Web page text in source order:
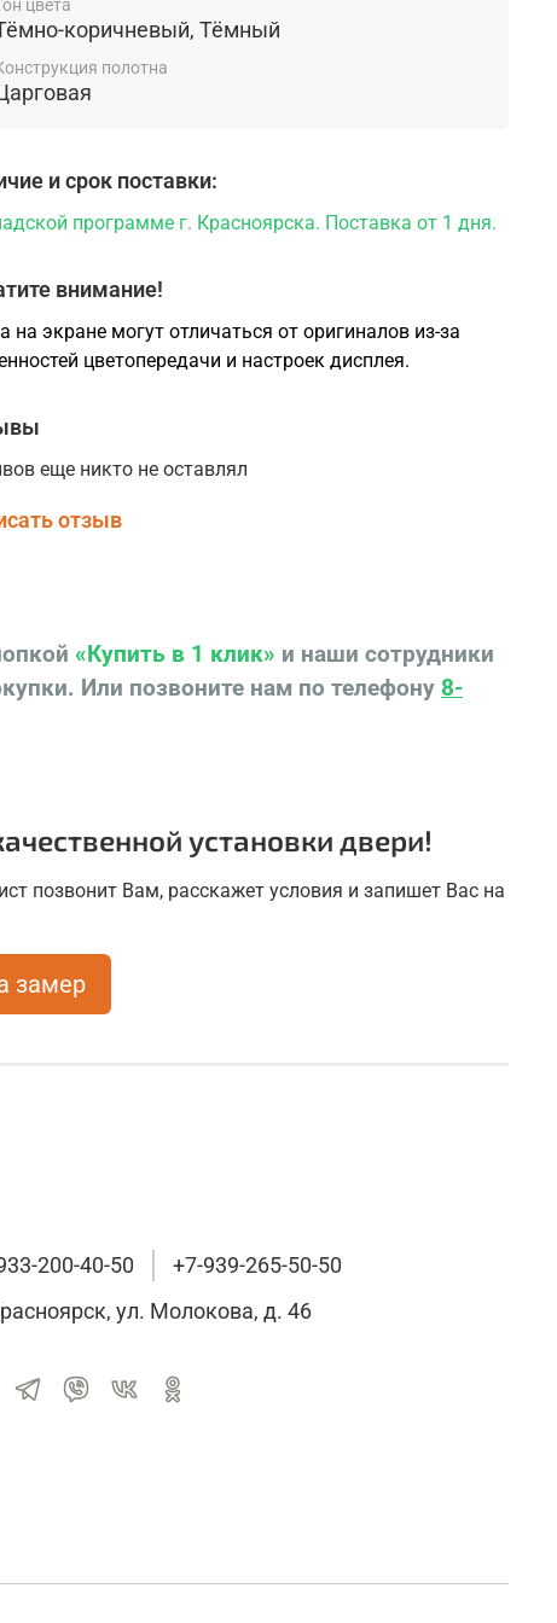
цвета
коричневый, Тёмный
полотна
и срок поставки:
программе г. Красноярска. Поставка от 1 дня.
внимание!
на экране могут отличаться от оригиналов из-за
цветопередачи и настроек дисплея.
еще никто не оставлял
отзыв
«Купить в 1 клик» и наши сотрудники
Или позвоните нам по телефону 8-
установки двери!
позвонит Вам, расскажет условия и запишет Вас на
замер
200-40-50
+7-939-265-50-50
ул. Молокова, д. 46